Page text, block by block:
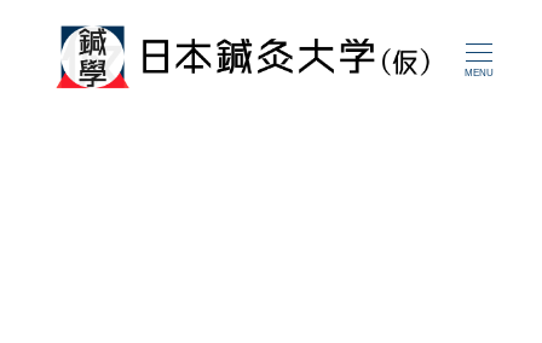
MENU